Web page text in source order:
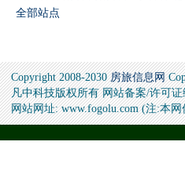
全部站点
Copyright 2008-2030房旅信息网
凡中科技版权所有 网站备案/许可证
网站网址: www.fogolu.com (注:本